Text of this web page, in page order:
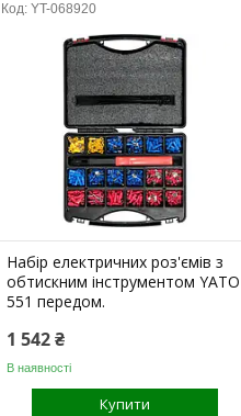
YT-068920
Набір електричних роз'ємів з
обтискним інструментом YATO
551 передом.
1 542 ₴
В наявності
Купити